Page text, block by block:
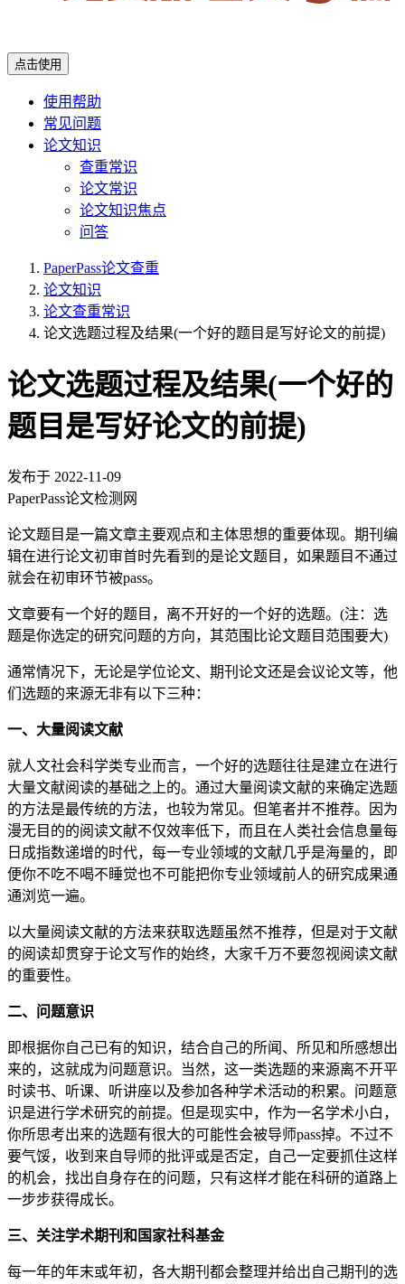
点击使用
使用帮助
常见问题
论文知识
查重常识
论文常识
论文知识焦点
问答
PaperPass论文查重
论文知识
论文查重常识
论文选题过程及结果(一个好的题目是写好论文的前提)
论文选题过程及结果(一个好的
题目是写好论文的前提)
发布于 2022-11-09
PaperPass论文检测网
论文题目是一篇文章主要观点和主体思想的重要体现。期刊编
辑在进行论文初审首时先看到的是论文题目，如果题目不通过
就会在初审环节被pass。
文章要有一个好的题目，离不开好的一个好的选题。(注：选
题是你选定的研究问题的方向，其范围比论文题目范围要大)
通常情况下，无论是学位论文、期刊论文还是会议论文等，他
们选题的来源无非有以下三种：
一、大量阅读文献
就人文社会科学类专业而言，一个好的选题往往是建立在进行
大量文献阅读的基础之上的。通过大量阅读文献的来确定选题
的方法是最传统的方法，也较为常见。但笔者并不推荐。因为
漫无目的的阅读文献不仅效率低下，而且在人类社会信息量每
日成指数递增的时代，每一专业领域的文献几乎是海量的，即
便你不吃不喝不睡觉也不可能把你专业领域前人的研究成果通
通浏览一遍。
以大量阅读文献的方法来获取选题虽然不推荐，但是对于文献
的阅读却贯穿于论文写作的始终，大家千万不要忽视阅读文献
的重要性。
二、问题意识
即根据你自己已有的知识，结合自己的所闻、所见和所感想出
来的，这就成为问题意识。当然，这一类选题的来源离不开平
时读书、听课、听讲座以及参加各种学术活动的积累。问题意
识是进行学术研究的前提。但是现实中，作为一名学术小白，
你所思考出来的选题有很大的可能性会被导师pass掉。不过不
要气馁，收到来自导师的批评或是否定，自己一定要抓住这样
的机会，找出自身存在的问题，只有这样才能在科研的道路上
一步步获得成长。
三、关注学术期刊和国家社科基金
每一年的年末或年初，各大期刊都会整理并给出自己期刊的选